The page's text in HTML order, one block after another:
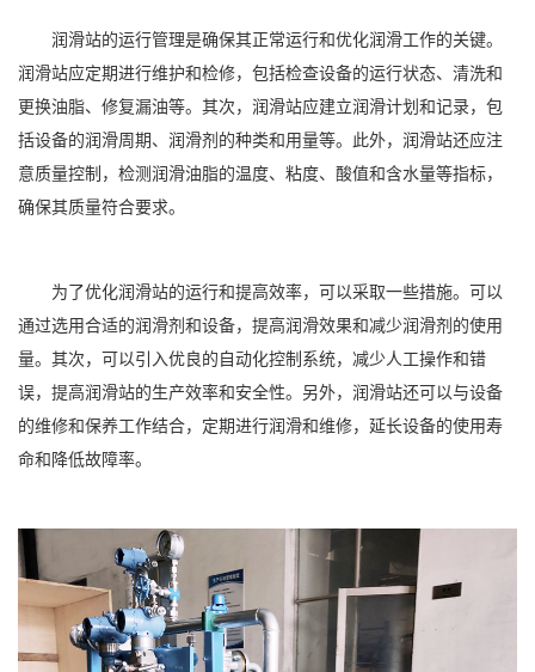
润滑站的运行管理是确保其正常运行和优化润滑工作的关键。
润滑站应定期进行维护和检修，包括检查设备的运行状态、清洗和
更换油脂、修复漏油等。其次，润滑站应建立润滑计划和记录，包
括设备的润滑周期、润滑剂的种类和用量等。此外，润滑站还应注
意质量控制，检测润滑油脂的温度、粘度、酸值和含水量等指标，
确保其质量符合要求。
为了优化润滑站的运行和提高效率，可以采取一些措施。可以
通过选用合适的润滑剂和设备，提高润滑效果和减少润滑剂的使用
量。其次，可以引入优良的自动化控制系统，减少人工操作和错
误，提高润滑站的生产效率和安全性。另外，润滑站还可以与设备
的维修和保养工作结合，定期进行润滑和维修，延长设备的使用寿
命和降低故障率。